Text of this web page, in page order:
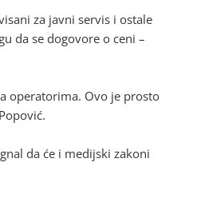
za javni servis i ostale
da se dogovore o ceni –
operatorima. Ovo je prosto
da će i medijski zakoni